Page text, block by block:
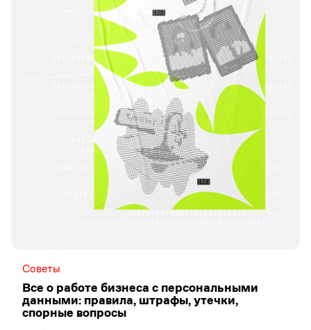
Советы
Все о работе бизнеса с персональными
данными: правила, штрафы, утечки,
спорные вопросы